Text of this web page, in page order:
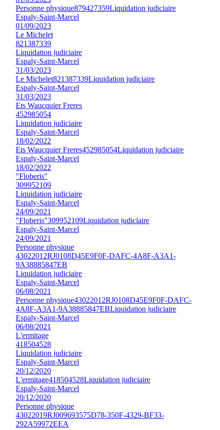
Personne physique879427359Liquidation judiciaire
Espaly-Saint-Marcel
01/09/2023
Le Michelet
821387339
Liquidation judiciaire
Espaly-Saint-Marcel
31/03/2023
Le Michelet821387339Liquidation judiciaire
Espaly-Saint-Marcel
31/03/2023
Ets Waucquier Freres
452985054
Liquidation judiciaire
Espaly-Saint-Marcel
18/02/2022
Ets Waucquier Freres452985054Liquidation judiciaire
Espaly-Saint-Marcel
18/02/2022
"Floberis"
309952109
Liquidation judiciaire
Espaly-Saint-Marcel
24/09/2021
"Floberis"309952109Liquidation judiciaire
Espaly-Saint-Marcel
24/09/2021
Personne physique
43022012RJ0108D45E9F0F-DAFC-4A8F-A3A1-
9A38885847EB
Liquidation judiciaire
Espaly-Saint-Marcel
06/08/2021
Personne physique43022012RJ0108D45E9F0F-DAFC-
4A8F-A3A1-9A38885847EBLiquidation judiciaire
Espaly-Saint-Marcel
06/08/2021
L'ermitage
418504528
Liquidation judiciaire
Espaly-Saint-Marcel
20/12/2020
L'ermitage418504528Liquidation judiciaire
Espaly-Saint-Marcel
20/12/2020
Personne physique
43022019RJ009693575D78-350F-4329-BF33-
292A59972EEA